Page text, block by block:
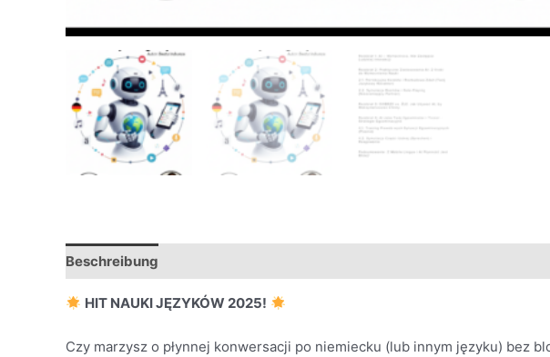
Beschreibung
HIT NAUKI JĘZYKÓW 2025!
Czy marzysz o płynnej konwersacji po niemiecku (lub innym języku) bez